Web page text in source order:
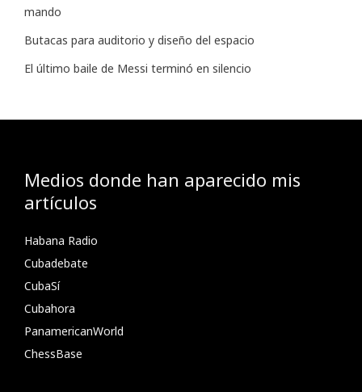
mando
Butacas para auditorio y diseño del espacio
El último baile de Messi terminó en silencio
Medios donde han aparecido mis
artículos
Habana Radio
Cubadebate
CubaSí
Cubahora
PanamericanWorld
ChessBase